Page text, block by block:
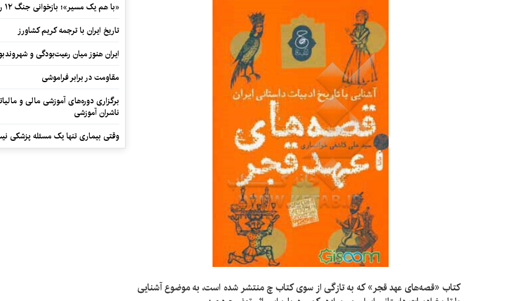
کتاب «قصه‌های عهد قجر» که به تازگی از سوی کتاب چ منتشر شده است، به موضوع آشنایی
«با هم یک مسیر»؛ بازخوانی جنگ ۱۲ روزه در قاب یک رمان کوتاه
تاریخ ایران با ترجمه کریم کشاورز
ایران هنوز میان رعیت‌بودگی و
مقاومت در برابر فراموشی
برگزاری دوره‌های آموزشی مالی و
ناشران آموزشی
وقتی بیماری تنها یک مسئله پزشکی